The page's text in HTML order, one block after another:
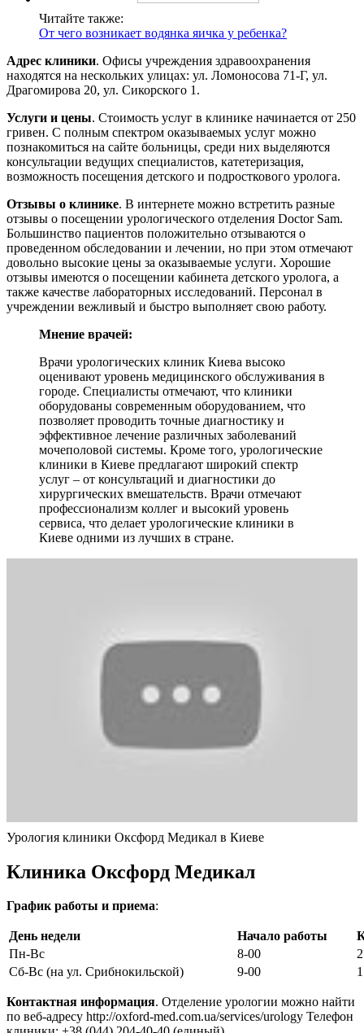
Читайте также:
От чего возникает водянка яичка у ребенка?
Адрес клиники. Офисы учреждения здравоохранения
находятся на нескольких улицах: ул. Ломоносова 71-Г, ул.
Драгомирова 20, ул. Сикорского 1.
Услуги и цены. Стоимость услуг в клинике начинается от 250
гривен. С полным спектром оказываемых услуг можно
познакомиться на сайте больницы, среди них выделяются
консультации ведущих специалистов, катетеризация,
возможность посещения детского и подросткового уролога.
Отзывы о клинике. В интернете можно встретить разные
отзывы о посещении урологического отделения Doctor Sam.
Большинство пациентов положительно отзываются о
проведенном обследовании и лечении, но при этом отмечают
довольно высокие цены за оказываемые услуги. Хорошие
отзывы имеются о посещении кабинета детского уролога, а
также качестве лабораторных исследований. Персонал в
учреждении вежливый и быстро выполняет свою работу.
Мнение врачей:
Врачи урологических клиник Киева высоко
оценивают уровень медицинского обслуживания в
городе. Специалисты отмечают, что клиники
оборудованы современным оборудованием, что
позволяет проводить точные диагностику и
эффективное лечение различных заболеваний
мочеполовой системы. Кроме того, урологические
клиники в Киеве предлагают широкий спектр
услуг – от консультаций и диагностики до
хирургических вмешательств. Врачи отмечают
профессионализм коллег и высокий уровень
сервиса, что делает урологические клиники в
Киеве одними из лучших в стране.
Урология клиники Оксфорд Медикал в Киеве
Клиника Оксфорд Медикал
График работы и приема:
День недели Начало работы
Пн-Вс
8-00
Сб-Вс (на ул. Срибнокильской)
9-00
Контактная информация. Отделение урологии можно найти
по веб-адресу http://oxford-med.com.ua/services/urology Телефон